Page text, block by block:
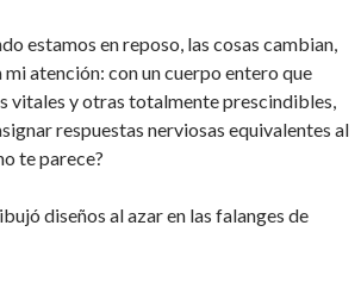
estamos en reposo, las cosas cambian,
mi atención: con un cuerpo entero que
vitales y otras totalmente prescindibles,
respuestas nerviosas equivalentes al
te parece?
diseños al azar en las falanges de